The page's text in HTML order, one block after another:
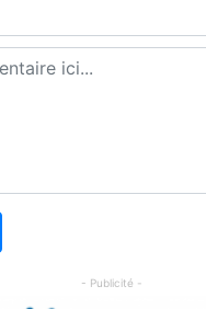
- Publicité -